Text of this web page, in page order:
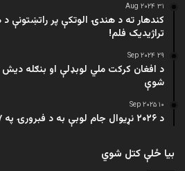
۳۱ Aug ۲۰۲۴
کندهار ته د هندۍ الوتکې پر راتښتونې
تراژيديک فلم!
۲۹ Sep ۲۰۲۴
د افغان کرکت ملي لوبډلې او بنګله دیش
شوې
۱۰ Sep ۲۰۲۵
د ۲۰۲۶ نړیوال جام لوبې به د فبرورۍ په ۷مه پیل شي
بیا ځلې کتل شوي